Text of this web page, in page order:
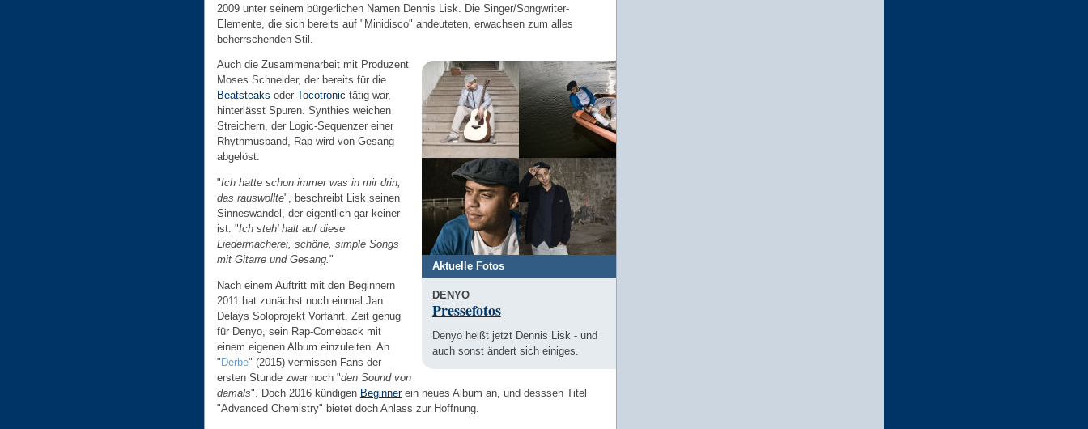
2009 unter seinem bürgerlichen Namen Dennis Lisk. Die Singer/Songwriter-
Elemente, die sich bereits auf "Minidisco" andeuteten, erwachsen zum alles
beherrschenden Stil.
Aktuelle Fotos
DENYO
Pressefotos
Denyo heißt jetzt Dennis Lisk - und
auch sonst ändert sich einiges.
Auch die Zusammenarbeit mit Produzent
Moses Schneider, der bereits für die
Beatsteaks oder Tocotronic tätig war,
hinterlässt Spuren. Synthies weichen
Streichern, der Logic-Sequenzer einer
Rhythmusband, Rap wird von Gesang
abgelöst.
"Ich hatte schon immer was in mir drin,
das rauswollte", beschreibt Lisk seinen
Sinneswandel, der eigentlich gar keiner
ist. "Ich steh' halt auf diese
Liedermacherei, schöne, simple Songs
mit Gitarre und Gesang."
Nach einem Auftritt mit den Beginnern
2011 hat zunächst noch einmal Jan
Delays Soloprojekt Vorfahrt. Zeit genug
für Denyo, sein Rap-Comeback mit
einem eigenen Album einzuleiten. An
" Derbe" (2015) vermissen Fans der
ersten Stunde zwar noch "den Sound von
damals". Doch 2016 kündigen Beginnerein neues Album an, und desssen Titel
"Advanced Chemistry" bietet doch Anlass zur Hoffnung.